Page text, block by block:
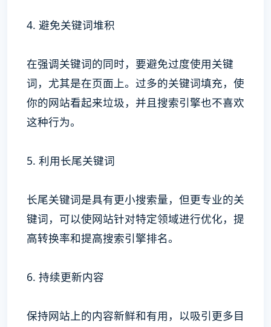
4. 避免关键词堆积
在强调关键词的同时，要避免过度使用关键
词，尤其是在页面上。过多的关键词填充，使
你的网站看起来垃圾，并且搜索引擎也不喜欢
这种行为。
5. 利用长尾关键词
长尾关键词是具有更小搜索量，但更专业的关
键词，可以使网站针对特定领域进行优化，提
高转换率和提高搜索引擎排名。
6. 持续更新内容
保持网站上的内容新鲜和有用，以吸引更多目